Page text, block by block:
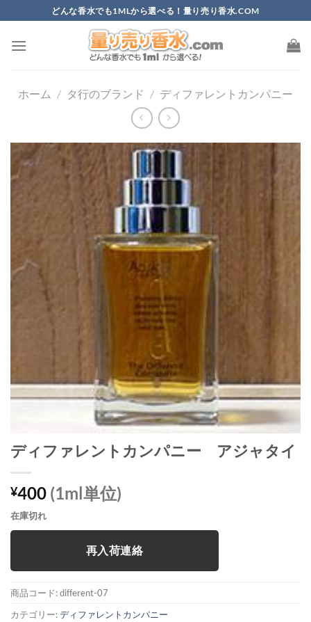
to
content
どんな香水でも1MLから選べる！量り売り香水.COM
ホーム / タ行のブランド / ディファレントカンパニー
ディファレントカンパニー アジャタイ
¥400 (1ml単位)
在庫切れ
再入荷連絡
商品コード:different-07
カテゴリー:ディファレントカンパニー